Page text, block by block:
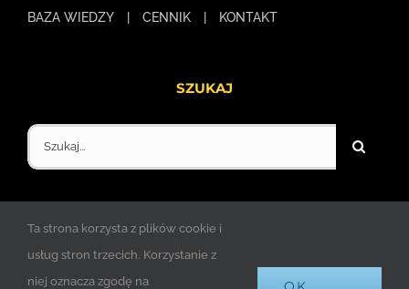
BAZA WIEDZY CENNIK KONTAKT
SZUKAJ
Szukaj
Ta strona korzysta z plików cookie i
usług stron trzecich. Korzystanie z
niej oznacza zgodę na